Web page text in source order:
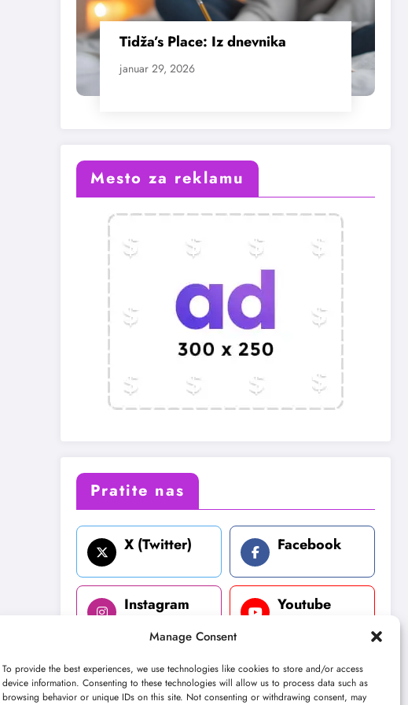
Manage Consent
To provide the best experiences, we use technologies like cookies to store and/or access
device information. Consenting to these technologies will allow us to process data such as
browsing behavior or unique IDs on this site. Not consenting or withdrawing consent, may
Tidža’s Place: Iz dnevnika
januar 29, 2026
Mesto za reklamu
Pratite nas
X (Twitter) Facebook
Instagram Youtube
LinkedIn